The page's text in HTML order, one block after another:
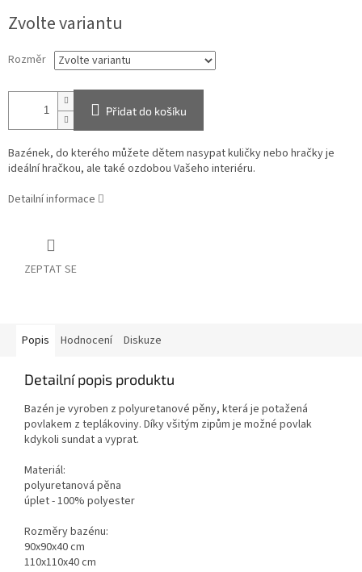
cena:
Zvolte variantu
Rozměr
Přidat do košíku
Bazének, do kterého můžete dětem nasypat kuličky nebo hračky je
ideální hračkou, ale také ozdobou Vašeho interiéru.
Detailní informace
ZEPTAT SE
Popis Hodnocení Diskuze
Detailní popis produktu
Bazén je vyroben z polyuretanové pěny, která je potažená
povlakem z teplákoviny. Díky všitým zipům je možné povlak
kdykoli sundat a vyprat.
Materiál:
polyuretanová pěna
úplet - 100% polyester
Rozměry bazénu:
90x90x40 cm
110x110x40 cm